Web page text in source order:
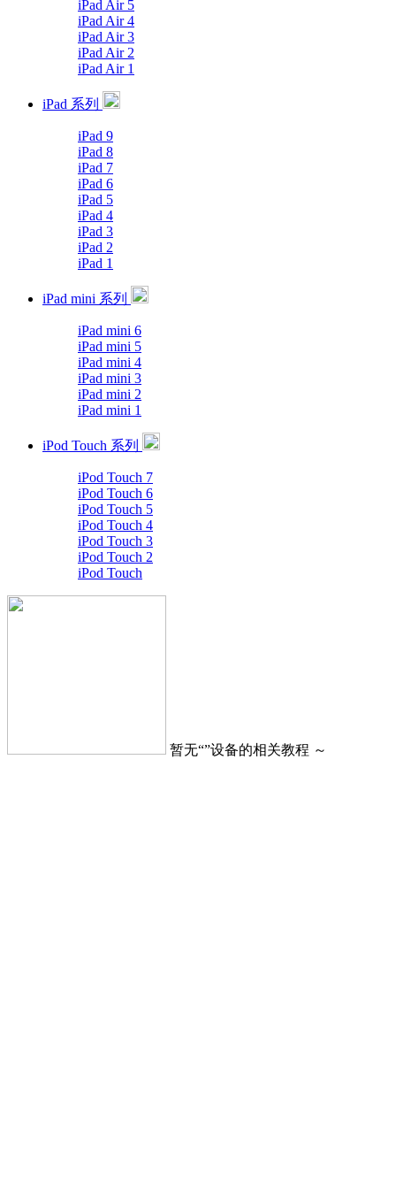
iPad Air 5
iPad Air 4
iPad Air 3
iPad Air 2
iPad Air 1
iPad 系列
iPad 9
iPad 8
iPad 7
iPad 6
iPad 5
iPad 4
iPad 3
iPad 2
iPad 1
iPad mini 系列
iPad mini 6
iPad mini 5
iPad mini 4
iPad mini 3
iPad mini 2
iPad mini 1
iPod Touch 系列
iPod Touch 7
iPod Touch 6
iPod Touch 5
iPod Touch 4
iPod Touch 3
iPod Touch 2
iPod Touch
暂无“”设备的相关教程 ～